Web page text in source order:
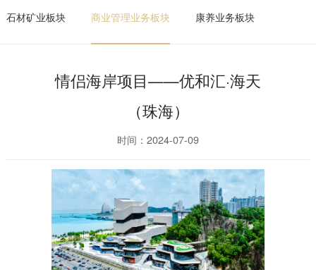
石材矿业板块
商业管理业务板块 康养业务板块
情侣海岸项目——优和汇·海天
（珠海）
时间：2024-07-09